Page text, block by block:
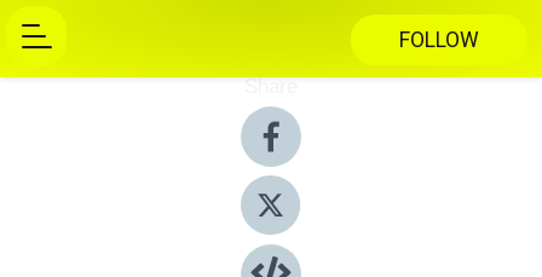
FOLLOW
Share